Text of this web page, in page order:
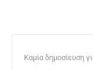
Καμία δημοσίευση